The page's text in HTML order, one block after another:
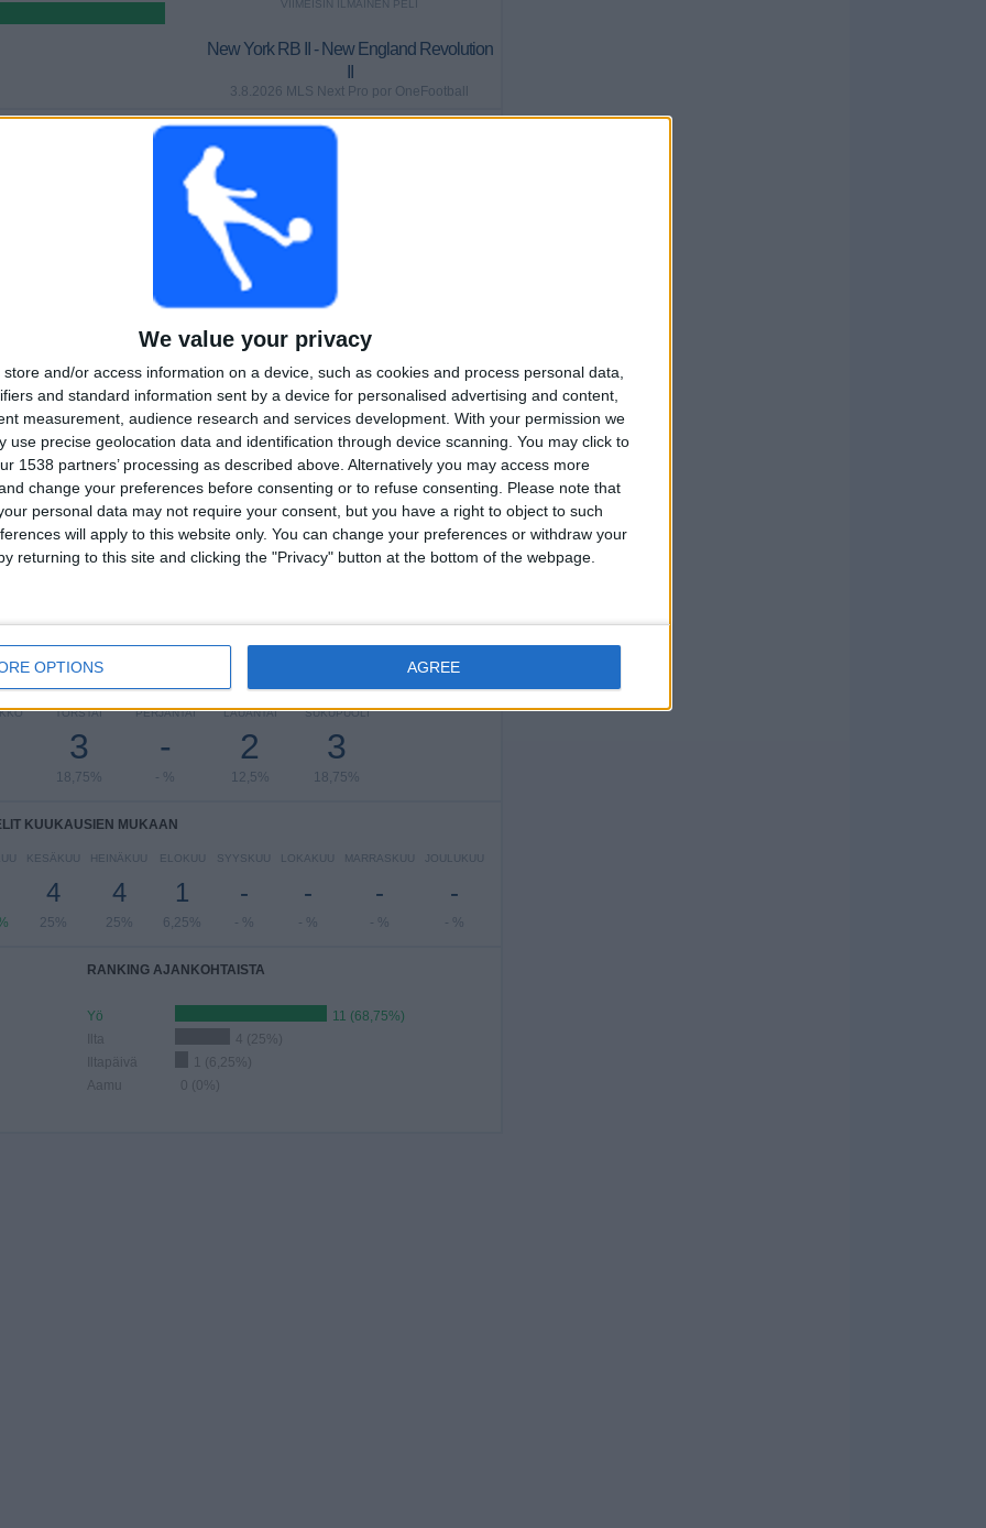
We value your privacy
store and/or access information on a device, such as cookies and process personal data,
and standard information sent by a device for personalised advertising and content,
measurement, audience research and services development. With your permission we
use precise geolocation data and identification through device scanning. You may click to
1538 partners’ processing as described above. Alternatively you may access more
change your preferences before consenting or to refuse consenting.
Please note that
personal data may not require your consent, but you have a right to object to such
will apply to this website only. You can change your preferences or withdraw your
returning to this site and clicking the "Privacy" button at the bottom of the webpage.
OPTIONS AGREE
VIIMEISIN ILMAINEN PELI
New York RB II - New England Revolution
3.8.2026 MLS Next Pro por OneFootball
ILMAISETTOMIA
PELIT
0
PERÄKKÄISET
MAKSUPELIT
VASTUSTAJAT
3
VS New York
RB II
1
KILPAILUT
RANKING KILPAILUJEN MUKAAN
MLS Next Pro 16 (100%)
Näytä täydellinen ranking
TORSTAI
3
18,75%
PERJANTAI
-
- %
LAUANTAI
2
12,5%
SUKUPUOLI
3
18,75%
KUUKAUSIEN MUKAAN
KESÄKUU
4
25%
HEINÄKUU
4
25%
ELOKUU
1
6,25%
SYYSKUU
-
- %
LOKAKUU
-
- %
MARRASKUU
-
- %
JOULUKUU
-
- %
RANKING AJANKOHTAISTA
Yö
11 (68,75%)
Ilta
4 (25%)
Iltapäivä
1 (6,25%)
Aamu
0 (0%)